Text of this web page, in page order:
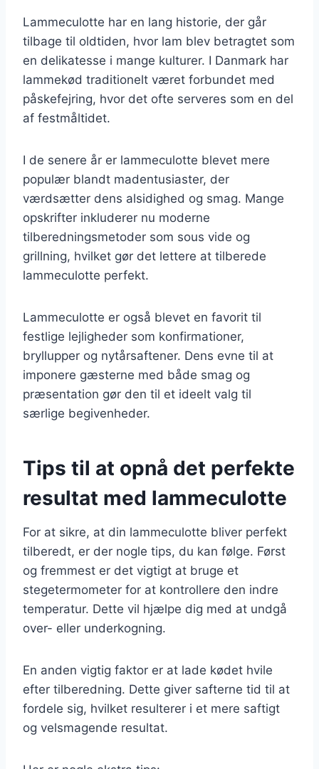
Lammeculotte har en lang historie, der går
tilbage til oldtiden, hvor lam blev betragtet som
en delikatesse i mange kulturer. I Danmark har
lammekød traditionelt været forbundet med
påskefejring, hvor det ofte serveres som en del
af festmåltidet.
I de senere år er lammeculotte blevet mere
populær blandt madentusiaster, der
værdsætter dens alsidighed og smag. Mange
opskrifter inkluderer nu moderne
tilberedningsmetoder som sous vide og
grillning, hvilket gør det lettere at tilberede
lammeculotte perfekt.
Lammeculotte er også blevet en favorit til
festlige lejligheder som konfirmationer,
bryllupper og nytårsaftener. Dens evne til at
imponere gæsterne med både smag og
præsentation gør den til et ideelt valg til
særlige begivenheder.
Tips til at opnå det perfekte
resultat med lammeculotte
For at sikre, at din lammeculotte bliver perfekt
tilberedt, er der nogle tips, du kan følge. Først
og fremmest er det vigtigt at bruge et
stegetermometer for at kontrollere den indre
temperatur. Dette vil hjælpe dig med at undgå
over- eller underkogning.
En anden vigtig faktor er at lade kødet hvile
efter tilberedning. Dette giver safterne tid til at
fordele sig, hvilket resulterer i et mere saftigt
og velsmagende resultat.